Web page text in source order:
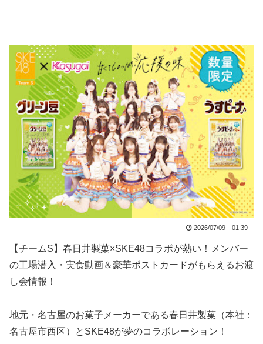
2026/07/09 01:39
【チームS】春日井製菓×SKE48コラボが熱い！メンバー
の工場潜入・実食動画＆豪華ポストカードがもらえるお渡
し会情報！
地元・名古屋のお菓子メーカーである春日井製菓（本社：
名古屋市西区）とSKE48が夢のコラボレーション！